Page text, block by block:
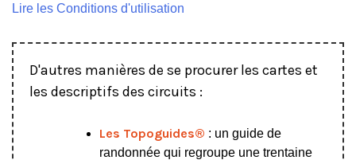
Lire les Conditions d'utilisation
D'autres manières de se procurer les cartes et
les descriptifs des circuits :
Les Topoguides® : un guide de
randonnée qui regroupe une trentaine